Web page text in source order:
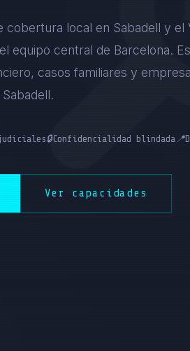
local en Sabadell y el
equipo central de Barcelona.
casos familiares y
🔒Confidencialidad blindada📍
Ver capacidades